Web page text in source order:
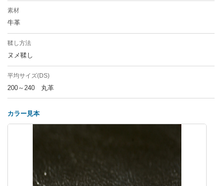
素材
牛革
鞣し方法
ヌメ鞣し
平均サイズ(DS)
200～240 丸革
カラー見本